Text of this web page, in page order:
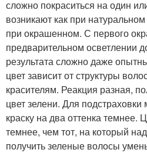
сложно покраситься на один
возникают как при
при окрашенном. С первого
предварительном осветлении
результата сложно даже
цвет зависит от структуры
красителям. Реакция разная,
цвет зелени. Для подстраховки
краску на два оттенка темнее.
темнее, чем тот, на который
получить зеленые волосы